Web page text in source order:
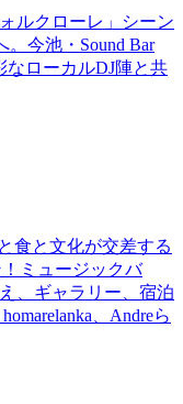
ルクローレ」シーン
今池・Sound Bar
なローカルDJ陣と共
⾷と⽂化が交差する
ミュージックバ
、ギャラリー、宿泊
、Andreら